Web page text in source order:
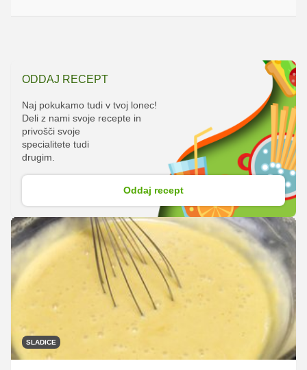
ODDAJ RECEPT
Naj pokukamo tudi v tvoj lonec!
Deli z nami svoje recepte in
privošči svoje
specialitete tudi
drugim.
Oddaj recept
SLADICE